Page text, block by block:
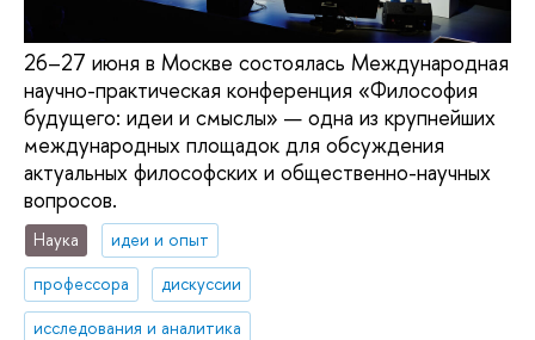
26–27 июня в Москве состоялась Международная
научно-практическая конференция «Философия
будущего: идеи и смыслы» — одна из крупнейших
международных площадок для обсуждения
актуальных философских и общественно-научных
вопросов.
Наука
идеи и опыт
профессора
дискуссии
исследования и аналитика